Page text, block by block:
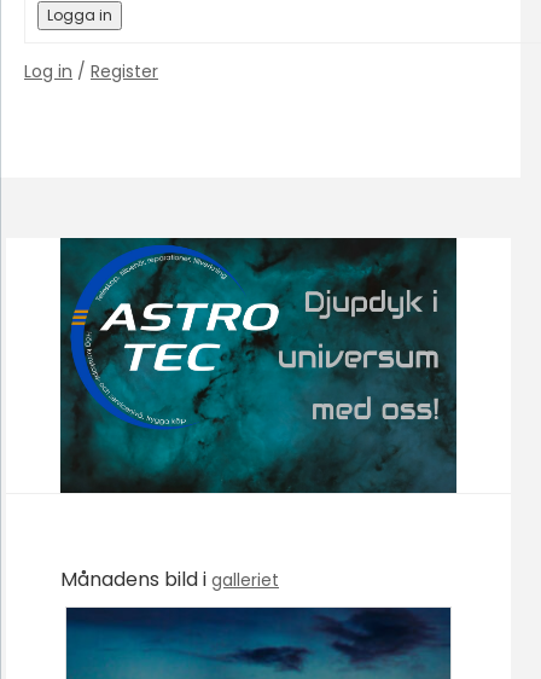
Logga in
Log in / Register
Månadens bild i galleriet